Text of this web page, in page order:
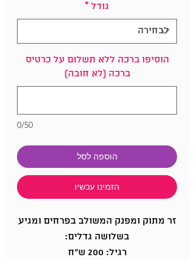
גודל *
הוסיפו ברכה ללא תשלום על כרטיס
ברכה (לא חובה)
0/50
הוספה לסל
הזמינו עכשיו
זר מתוק ומפנק המשולב בפרחים ומגיע
בשלושה גדלים:
רגיל: 200 ש"ח